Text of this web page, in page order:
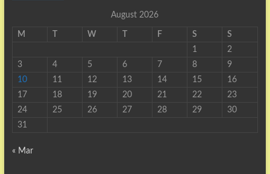
August 2026
M W F S
S
1
2
3
4 5 6 7 8
9
10
11 12 13 14 15
16
17
18 19 20 21 22
23
24
25 26 27 28 29
30
31
« Mar